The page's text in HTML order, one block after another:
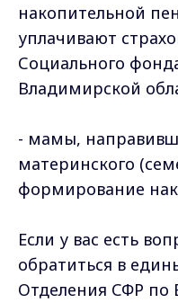
накопительной
уплачивают
Социального
Владимирской
- мамы,
материнского
формирование
Если у вас есть
обратиться в
Отделения СФР по